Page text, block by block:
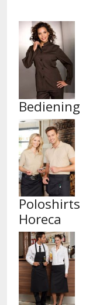
Bediening
Poloshirts
Horeca